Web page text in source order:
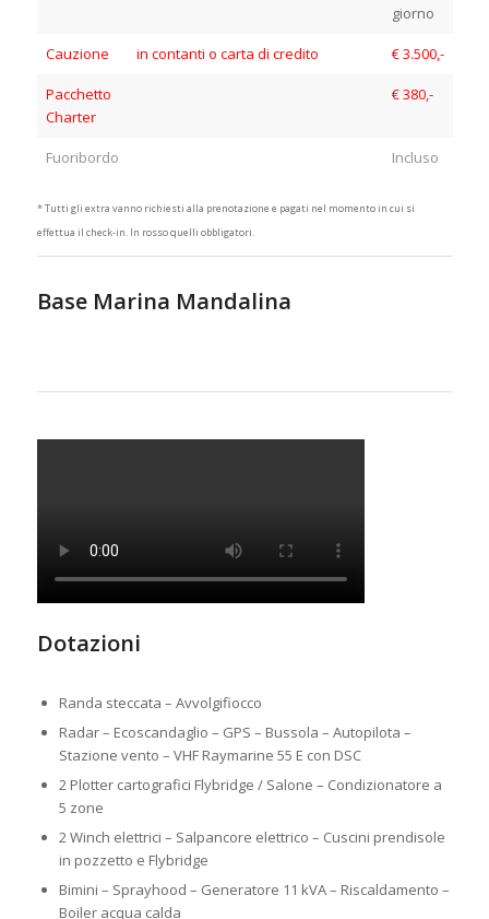
giorno
Cauzione in contanti o carta di credito € 3.500,-
Pacchetto
Charter
€ 380,-
Fuoribordo Incluso
* Tutti gli extra vanno richiesti alla prenotazione e pagati nel momento in cui si
effettua il check-in. In rosso quelli obbligatori.
Base Marina Mandalina
Dotazioni
Randa steccata – Avvolgifiocco
Radar – Ecoscandaglio – GPS – Bussola – Autopilota –
Stazione vento – VHF Raymarine 55 E con DSC
2 Plotter cartografici Flybridge / Salone – Condizionatore a
5 zone
2 Winch elettrici – Salpancore elettrico – Cuscini prendisole
in pozzetto e Flybridge
Bimini – Sprayhood – Generatore 11 kVA – Riscaldamento –
Boiler acqua calda